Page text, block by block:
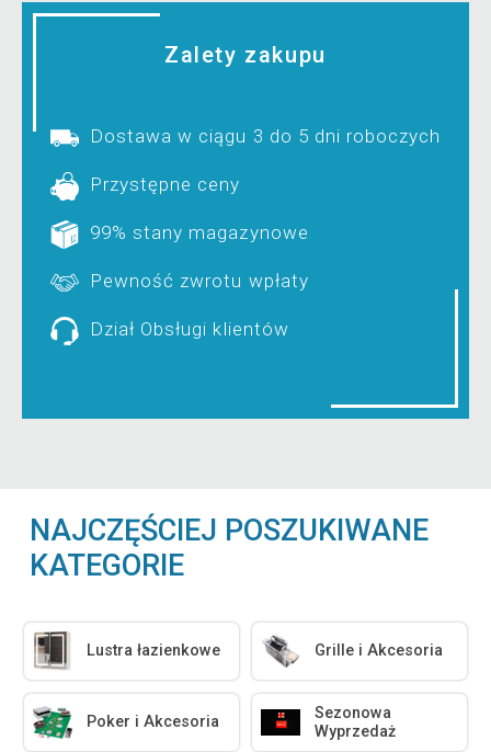
Zalety zakupu
Dostawa w ciągu 3 do 5 dni roboczych
Przystępne ceny
99% stany magazynowe
Pewność zwrotu wpłaty
Dział Obsługi klientów
NAJCZĘŚCIEJ POSZUKIWANE
KATEGORIE
Lustra łazienkowe Grille i Akcesoria
Poker i Akcesoria
Sezonowa
Wyprzedaż